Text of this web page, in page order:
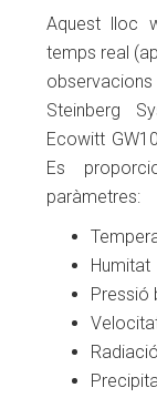
Aquest lloc
temps real
Steinberg
Ecowitt
Es
paràmetres:
Humitat
Pressió